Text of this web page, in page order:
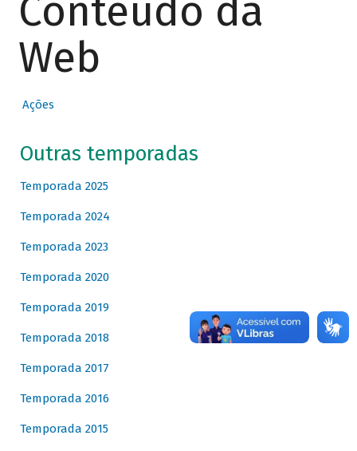
Conteúdo da
Web
Ações
Outras temporadas
Temporada 2025
Temporada 2024
Temporada 2023
Temporada 2020
Temporada 2019
Temporada 2018
Temporada 2017
Temporada 2016
Temporada 2015